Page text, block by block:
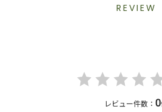
REVIEW
レビュー件数：0